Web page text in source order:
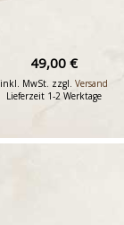
49,00 €
inkl. MwSt. zzgl. Versand
Lieferzeit 1-2 Werktage